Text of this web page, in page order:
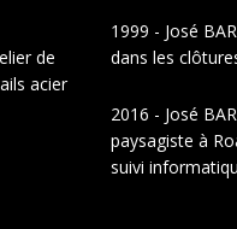
de
acier
1999 - José
dans les
2016 - José
paysagiste à
suivi